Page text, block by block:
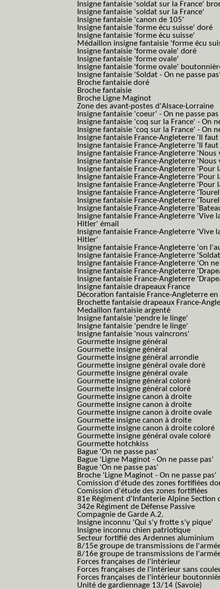
Insigne fantaisie 'soldat sur la France'
Insigne fantaisie 'soldat sur la France'
Insigne fantaisie 'canon de 105'
Insigne fantaisie 'forme écu suisse' doré
Insigne fantaisie 'forme écu suisse'
Médaillon insigne fantaisie 'forme écu
Insigne fantaisie 'forme ovale' doré
Insigne fantaisie 'forme ovale'
Insigne fantaisie 'forme ovale'
Insigne fantaisie 'Soldat - On ne passe
Broche fantaisie doré
Broche fantaisie
Broche Ligne Maginot
Zone des avant-postes d'Alsace-Lorraine
Insigne fantaisie 'coeur' - On ne passe pas
Insigne fantaisie 'coq sur la France' - On
Insigne fantaisie 'coq sur la France' - On
Insigne fantaisie France-Angleterre 'Il
Insigne fantaisie France-Angleterre 'Il
Insigne fantaisie France-Angleterre
Insigne fantaisie France-Angleterre
Insigne fantaisie France-Angleterre 'Pour
Insigne fantaisie France-Angleterre 'Pour
Insigne fantaisie France-Angleterre 'Pour
Insigne fantaisie France-Angleterre
Insigne fantaisie France-Angleterre
Insigne fantaisie France-Angleterre
Insigne fantaisie France-Angleterre
Hitler' émail
Insigne fantaisie France-Angleterre
Hitler'
Insigne fantaisie France-Angleterre 'on
Insigne fantaisie France-Angleterre
Insigne fantaisie France-Angleterre 'On
Insigne fantaisie France-Angleterre
Insigne fantaisie France-Angleterre
Insigne fantaisie drapeaux France
Décoration fantaisie France-Angleterre en
Brochette fantaisie drapeaux France-
Medaillon fantaisie argenté
Insigne fantaisie 'pendre le linge'
Insigne fantaisie 'pendre le linge'
Insigne fantaisie 'nous vaincrons'
Gourmette insigne général
Gourmette insigne général
Gourmette insigne général arrondie
Gourmette insigne général ovale doré
Gourmette insigne général ovale
Gourmette insigne général coloré
Gourmette insigne général coloré
Gourmette insigne canon à droite
Gourmette insigne canon à droite
Gourmette insigne canon à droite ovale
Gourmette insigne canon à droite
Gourmette insigne canon à droite coloré
Gourmette insigne général ovale coloré
Gourmette hotchkiss
Bague 'On ne passe pas'
Bague 'Ligne Maginot - On ne passe pas'
Bague 'On ne passe pas'
Broche 'Ligne Maginot - On ne passe pas'
Comission d'étude des zones fortifiées
Comission d'étude des zones fortifiées
81e Régiment d'Infanterie Alpine Section
342e Régiment de Défense Passive
Compagnie de Garde A.2.
Insigne inconnu 'Qui s'y frotte s'y pique'
Insigne inconnu chien patriotique
Secteur fortifié des Ardennes aluminium
8/15e groupe de transmissions de
8/16e groupe de transmissions de
Forces françaises de l'intérieur
Forces françaises de l'intérieur sans
Forces françaises de l'intérieur
Unité de gardiennage 13/14 (Savoie)